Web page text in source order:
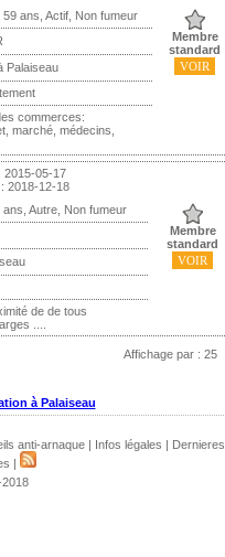
59 ans, Actif, Non fumeur
Membre
standard
VOIR
Palaiseau
commerces:
marché, médecins,
2015-05-17
2018-12-18
ans, Autre, Non fumeur
Membre
standard
VOIR
de de tous
....
Affichage par : 25
à Palaiseau
anti-arnaque| Infos légales | Dernieres
|